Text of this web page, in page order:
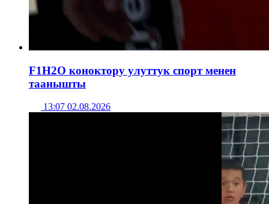
F1H2O коноктору улуттук спорт менен
таанышты
13:07 02.08.2026